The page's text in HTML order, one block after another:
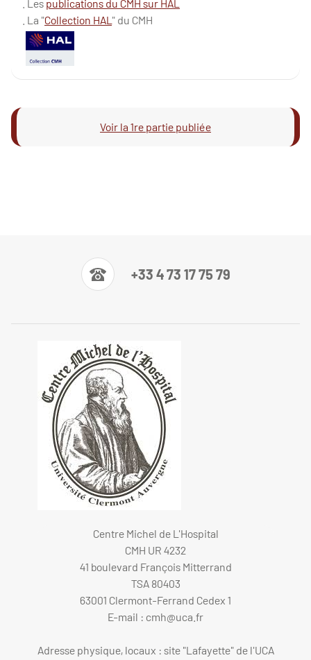
. Les publications du CMH sur HAL
. La "Collection HAL " du CMH
Voir la 1re partie publiée
+33 4 73 17 75 79
Centre Michel de L'Hospital
CMH UR 4232
41 boulevard François Mitterrand
TSA 80403
63001 Clermont-Ferrand Cedex 1
E-mail : cmh@uca.fr
Adresse physique, locaux : site "Lafayette" de l'UCA